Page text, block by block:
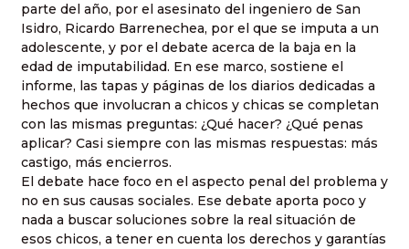
parte del año, por el asesinato del ingeniero de San
Isidro, Ricardo Barrenechea, por el que se imputa a un
adolescente, y por el debate acerca de la baja en la
edad de imputabilidad. En ese marco, sostiene el
informe, las tapas y páginas de los diarios dedicadas a
hechos que involucran a chicos y chicas se completan
con las mismas preguntas: ¿Qué hacer? ¿Qué penas
aplicar? Casi siempre con las mismas respuestas: más
castigo, más encierros.
El debate hace foco en el aspecto penal del problema y
no en sus causas sociales. Ese debate aporta poco y
nada a buscar soluciones sobre la real situación de
esos chicos, a tener en cuenta los derechos y garantías